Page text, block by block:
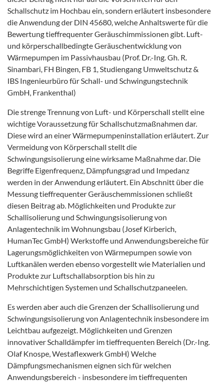
Schallschutz im Hochbau ein, sondern erläutert insbesondere
die Anwendung der DIN 45680, welche Anhaltswerte für die
Bewertung tieffrequenter Geräuschimmissionen gibt. Luft-
und körperschallbedingte Geräuschentwicklung von
Wärmepumpen im Passivhausbau (Prof. Dr.-Ing. Gh. R.
Sinambari, FH Bingen, FB 1, Studiengang Umweltschutz &
IBS Ingenieurbüro für Schall- und Schwingungstechnik
GmbH, Frankenthal)
Die strenge Trennung von Luft- und Körperschall stellt eine
wichtige Voraussetzung für Schallschutzmaßnahmen dar.
Diese wird an einer Wärmepumpeninstallation erläutert. Zur
Vermeidung von Körperschall stellt die
Schwingungsisolierung eine wirksame Maßnahme dar. Die
Begriffe Eigenfrequenz, Dämpfungsgrad und Impedanz
werden in der Anwendung erläutert. Ein Abschnitt über die
Messung tieffrequenter Geräuschemmissionen schließt
diesen Beitrag ab. Möglichkeiten und Produkte zur
Schallisolierung und Schwingungsisolierung von
Anlagentechnik im Wohnungsbau (Josef Kirberich,
HumanTec GmbH) Werkstoffe und Anwendungsbereiche für
Lagerungsmöglichkeiten von Wärmepumpen sowie von
Luftkanälen werden ebenso vorgestellt wie Materialien und
Produkte zur Luftschallabsorption bis hin zu
Mehrschichtigen Systemen und Schallschutzpaneelen.
Es werden aber auch die Grenzen der Schallisolierung und
Schwingungsisolierung von Anlagentechnik insbesondere im
Leichtbau aufgezeigt. Möglichkeiten und Grenzen
innovativer Schalldämpfer im tieffrequenten Bereich (Dr.-Ing.
Olaf Knospe, Westaflexwerk GmbH) Welche
Dämpfungsmechanismen eignen sich für welchen
Anwendungsbereich - insbesondere im tieffrequenten